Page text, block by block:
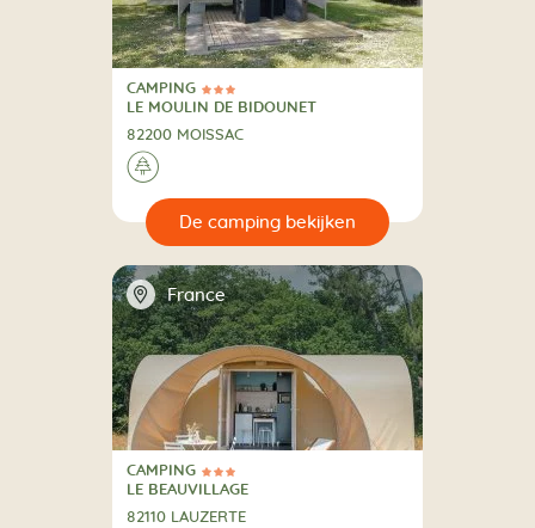
3 Sterren
CAMPING
CAMPING
LE MOULIN DE BIDOUNET
82200 MOISSAC
🌲
📍 France
3 Sterren
CAMPING
CAMPING
LE BEAUVILLAGE
82110 LAUZERTE